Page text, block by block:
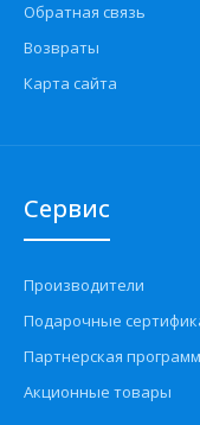
Обратная связь
Возвраты
Карта сайта
Сервис
Производители
Подарочные
Партнерская
Акционные товары